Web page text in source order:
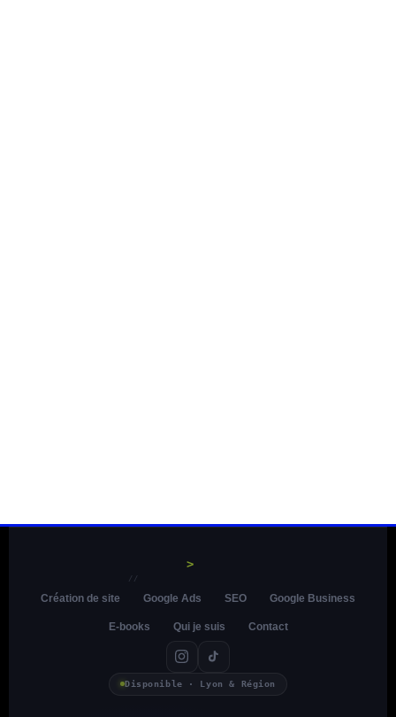
>
//
Création de site Google Ads SEO Google Business
E-books Qui je suis Contact
Disponible · Lyon & Région